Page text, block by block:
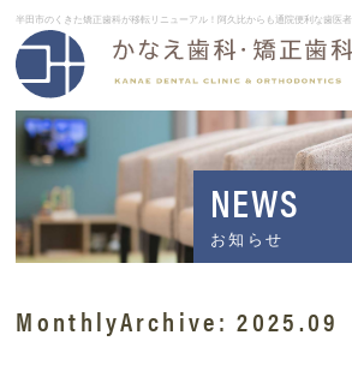
半田市のくきた矯正歯科が移転リニューアル！阿久比からも通院便利な歯医者
NEWS
お知らせ
MonthlyArchive:2025.09